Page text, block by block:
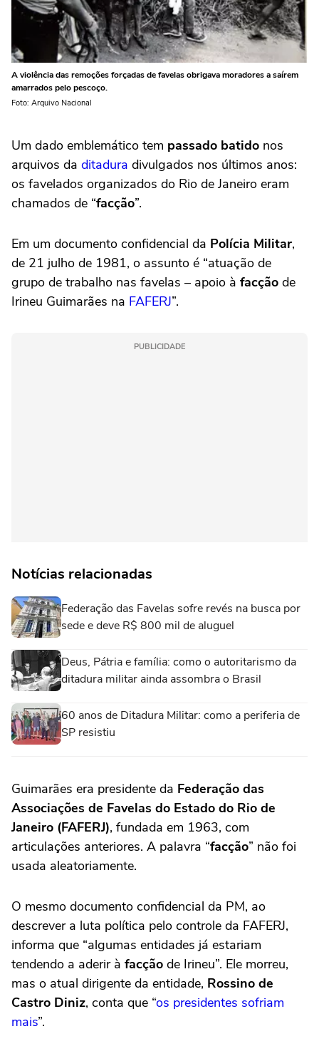
A violência das remoções forçadas de favelas obrigava moradores a saírem
amarrados pelo pescoço.
Foto: Arquivo Nacional
Um dado emblemático tem passado batido nos
arquivos da ditadura divulgados nos últimos anos:
os favelados organizados do Rio de Janeiro eram
chamados de “facção”.
Em um documento confidencial da Polícia Militar,
de 21 julho de 1981, o assunto é “atuação de
grupo de trabalho nas favelas – apoio à facção de
Irineu Guimarães na FAFERJ”.
PUBLICIDADE
Notícias relacionadas
Federação das Favelas sofre revés na busca por
sede e deve R$ 800 mil de aluguel
Deus, Pátria e família: como o autoritarismo da
ditadura militar ainda assombra o Brasil
60 anos de Ditadura Militar: como a periferia de
SP resistiu
Guimarães era presidente da Federação das
Associações de Favelas do Estado do Rio de
Janeiro (FAFERJ), fundada em 1963, com
articulações anteriores. A palavra “facção” não foi
usada aleatoriamente.
O mesmo documento confidencial da PM, ao
descrever a luta política pelo controle da FAFERJ,
informa que “algumas entidades já estariam
tendendo a aderir à facção de Irineu”. Ele morreu,
mas o atual dirigente da entidade, Rossino de
Castro Diniz, conta que “os presidentes sofriam
mais”.